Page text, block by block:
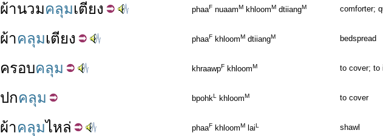
ผ้านวมคลุมเตียง phaaF nuaamM khloomM dtiiangM comforter;
ผ้าคลุมเตียง phaaF khloomM dtiiangM bedspread
ครอบคลุม khraawpF khloomM to cover; to
ปกคลุม bpohkL khloomM to cover
ผ้าคลุมไหล่ phaaF khloomM laiL shawl